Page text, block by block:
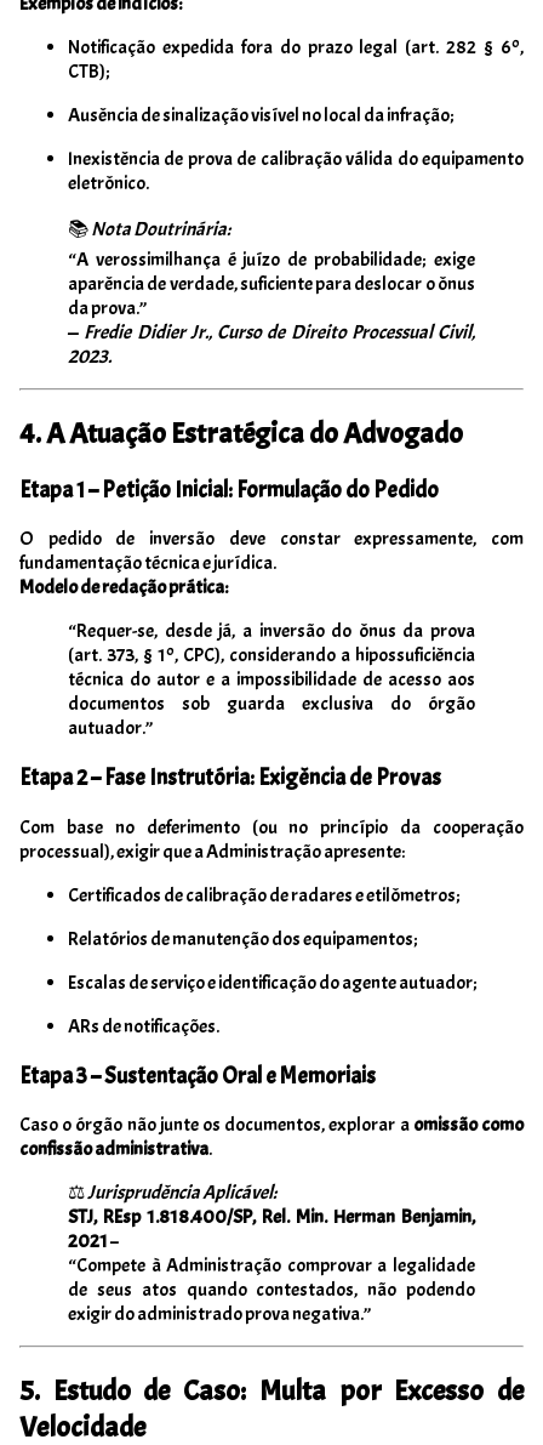
Notificação expedida fora do prazo legal (art. 282 § 6º,
CTB);
Ausência de sinalização visível no local da infração;
Inexistência de prova de calibração válida do equipamento
eletrônico.
📚Nota Doutrinária:
“A verossimilhança é juízo de probabilidade; exige
aparência de verdade, suficiente para deslocar o ônus
da prova.”
— Fredie Didier Jr., Curso de Direito Processual Civil,
2023.
4. A Atuação Estratégica do Advogado
Etapa 1 – Petição Inicial: Formulação do Pedido
O pedido de inversão deve constar expressamente, com
fundamentação técnica e jurídica.
Modelo de redação prática:
“Requer-se, desde já, a inversão do ônus da prova
(art. 373, § 1º, CPC), considerando a hipossuficiência
técnica do autor e a impossibilidade de acesso aos
documentos sob guarda exclusiva do órgão
autuador.”
Etapa 2 – Fase Instrutória: Exigência de Provas
Com base no deferimento (ou no princípio da cooperação
processual), exigir que a Administração apresente:
Certificados de calibração de radares e etilômetros;
Relatórios de manutenção dos equipamentos;
Escalas de serviço e identificação do agente autuador;
ARs de notificações.
Etapa 3 – Sustentação Oral e Memoriais
Caso o órgão não junte os documentos, explorar a omissão como
confissão administrativa.
⚖️Jurisprudência Aplicável:
STJ, REsp 1.818.400/SP, Rel. Min. Herman Benjamin,
2021–
“Compete à Administração comprovar a legalidade
de seus atos quando contestados, não podendo
exigir do administrado prova negativa.”
5. Estudo de Caso: Multa por Excesso de
Velocidade